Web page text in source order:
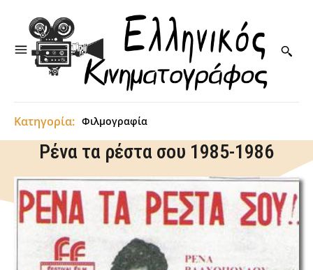
Κατηγορία: Φιλμογραφία
Ρένα τα ρέστα σου 1985-1986